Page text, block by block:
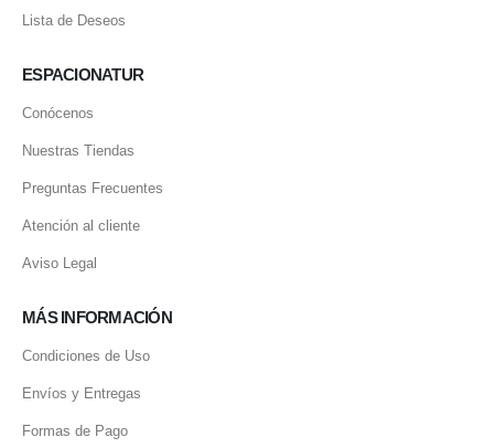
Lista de Deseos
ESPACIONATUR
Conócenos
Nuestras Tiendas
Preguntas Frecuentes
Atención al cliente
Aviso Legal
MÁS INFORMACIÓN
Condiciones de Uso
Envíos y Entregas
Formas de Pago